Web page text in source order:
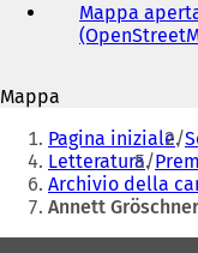
Mappa
Mappa
Siete
qui:
Pagina iniziale
Letteratura
Archivio della
Annett